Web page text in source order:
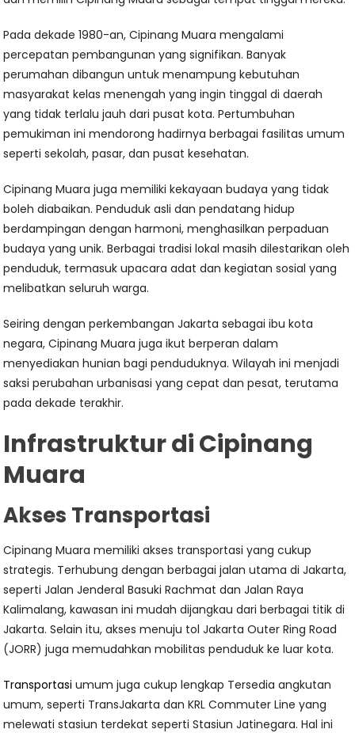
Pada dekade 1980-an, Cipinang Muara mengalami
percepatan pembangunan yang signifikan. Banyak
perumahan dibangun untuk menampung kebutuhan
masyarakat kelas menengah yang ingin tinggal di daerah
yang tidak terlalu jauh dari pusat kota. Pertumbuhan
pemukiman ini mendorong hadirnya berbagai fasilitas umum
seperti sekolah, pasar, dan pusat kesehatan.
Cipinang Muara juga memiliki kekayaan budaya yang tidak
boleh diabaikan. Penduduk asli dan pendatang hidup
berdampingan dengan harmoni, menghasilkan perpaduan
budaya yang unik. Berbagai tradisi lokal masih dilestarikan oleh
penduduk, termasuk upacara adat dan kegiatan sosial yang
melibatkan seluruh warga.
Seiring dengan perkembangan Jakarta sebagai ibu kota
negara, Cipinang Muara juga ikut berperan dalam
menyediakan hunian bagi penduduknya. Wilayah ini menjadi
saksi perubahan urbanisasi yang cepat dan pesat, terutama
pada dekade terakhir.
Infrastruktur di Cipinang
Muara
Akses Transportasi
Cipinang Muara memiliki akses transportasi yang cukup
strategis. Terhubung dengan berbagai jalan utama di Jakarta,
seperti Jalan Jenderal Basuki Rachmat dan Jalan Raya
Kalimalang, kawasan ini mudah dijangkau dari berbagai titik di
Jakarta. Selain itu, akses menuju tol Jakarta Outer Ring Road
(JORR) juga memudahkan mobilitas penduduk ke luar kota.
Transportasi umum juga cukup lengkap Tersedia angkutan
umum, seperti TransJakarta dan KRL Commuter Line yang
melewati stasiun terdekat seperti Stasiun Jatinegara. Hal ini